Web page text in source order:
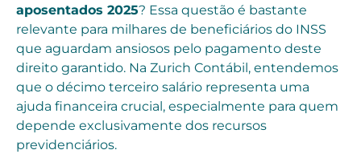
aposentados 2025? Essa questão é bastante
relevante para milhares de beneficiários do INSS
que aguardam ansiosos pelo pagamento deste
direito garantido. Na Zurich Contábil, entendemos
que o décimo terceiro salário representa uma
ajuda financeira crucial, especialmente para quem
depende exclusivamente dos recursos
previdenciários.